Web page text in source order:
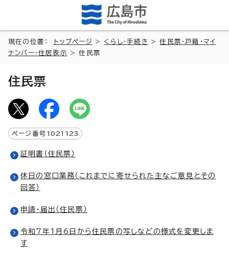
現在の位置： トップページ > くらし・手続き >住民票・戸籍・マイ
ナンバー・住居表示
> 住民票
住民票
ページ番号 1021123
証明書（住民票）
休日の窓口業務（これまでに寄せられた主なご意見とその
回答）
申請・届出（住民票）
令和7年1月6日から住民票の写しなどの様式を変更しま
す